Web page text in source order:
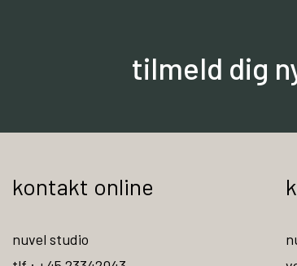
tilmeld dig
kontakt online
nuvel studio